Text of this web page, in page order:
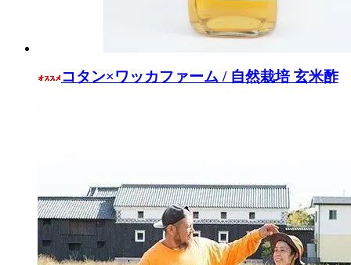
コタン×ワッカファーム / 自然栽培 玄米酢